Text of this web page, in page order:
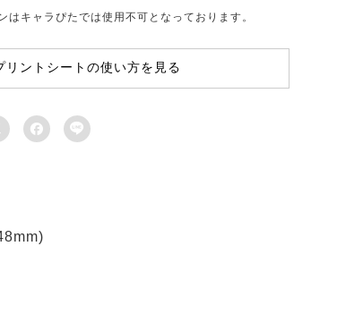
はキャラぴたでは使用不可となっております。
リントシートの使い方を見る
 